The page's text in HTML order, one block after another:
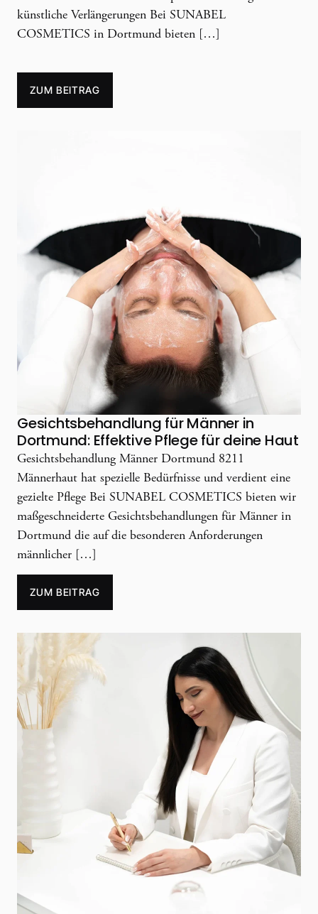
künstliche Verlängerungen Bei SUNABEL
COSMETICS in Dortmund bieten […]
ZUM BEITRAG
Gesichtsbehandlung für Männer in
Dortmund: Effektive Pflege für deine Haut
Gesichtsbehandlung Männer Dortmund 8211
Männerhaut hat spezielle Bedürfnisse und verdient eine
gezielte Pflege Bei SUNABEL COSMETICS bieten wir
maßgeschneiderte Gesichtsbehandlungen für Männer in
Dortmund die auf die besonderen Anforderungen
männlicher […]
ZUM BEITRAG